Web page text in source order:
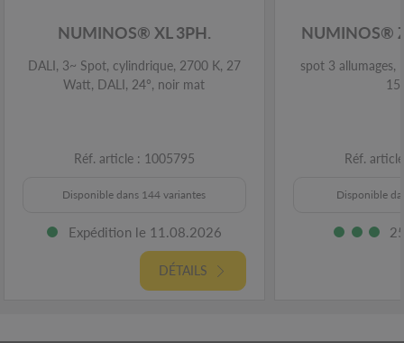
NUMINOS® XL 3PH.
DALI, 3~ Spot, cylindrique, 2700 K, 27
Watt, DALI, 24°, noir mat
Réf. article : 1005795
Disponible dans 144 variantes
Expédition le 11.08.2026
DÉTAILS
NUMINOS®
spot 3
Réf.
Disponible